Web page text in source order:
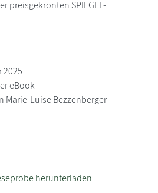
preisgekrönten SPIEGEL-
2025
eBook
Marie-Luise Bezzenberger
herunterladen